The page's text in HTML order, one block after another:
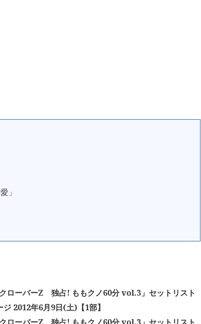
」
ローバーZ 独占! ももクノ60分 vol.3」セットリスト
2012年6月9日(土)【1部】